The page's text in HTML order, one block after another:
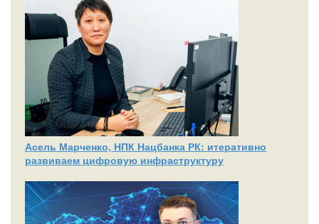
Асель Марченко, НПК Нацбанка РК: итеративно
развиваем цифровую инфраструктуру